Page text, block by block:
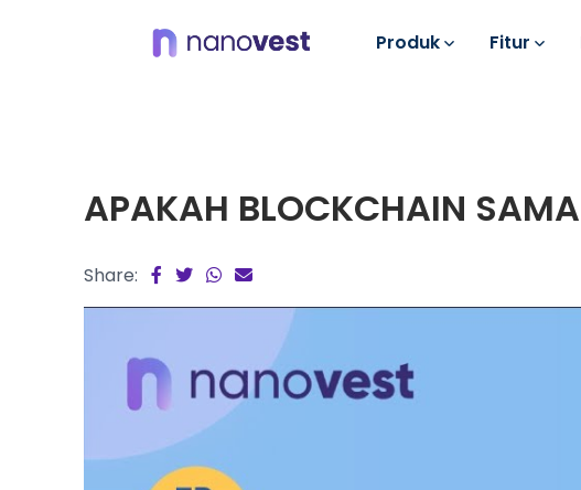
Produk Fitur
APAKAH BLOCKCHAIN
Share: